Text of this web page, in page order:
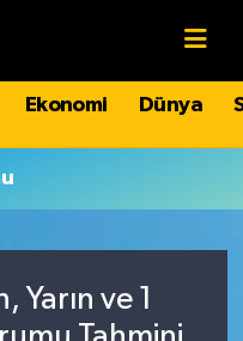
Ekonomi Dünya
Yarın ve 1
Fikstür